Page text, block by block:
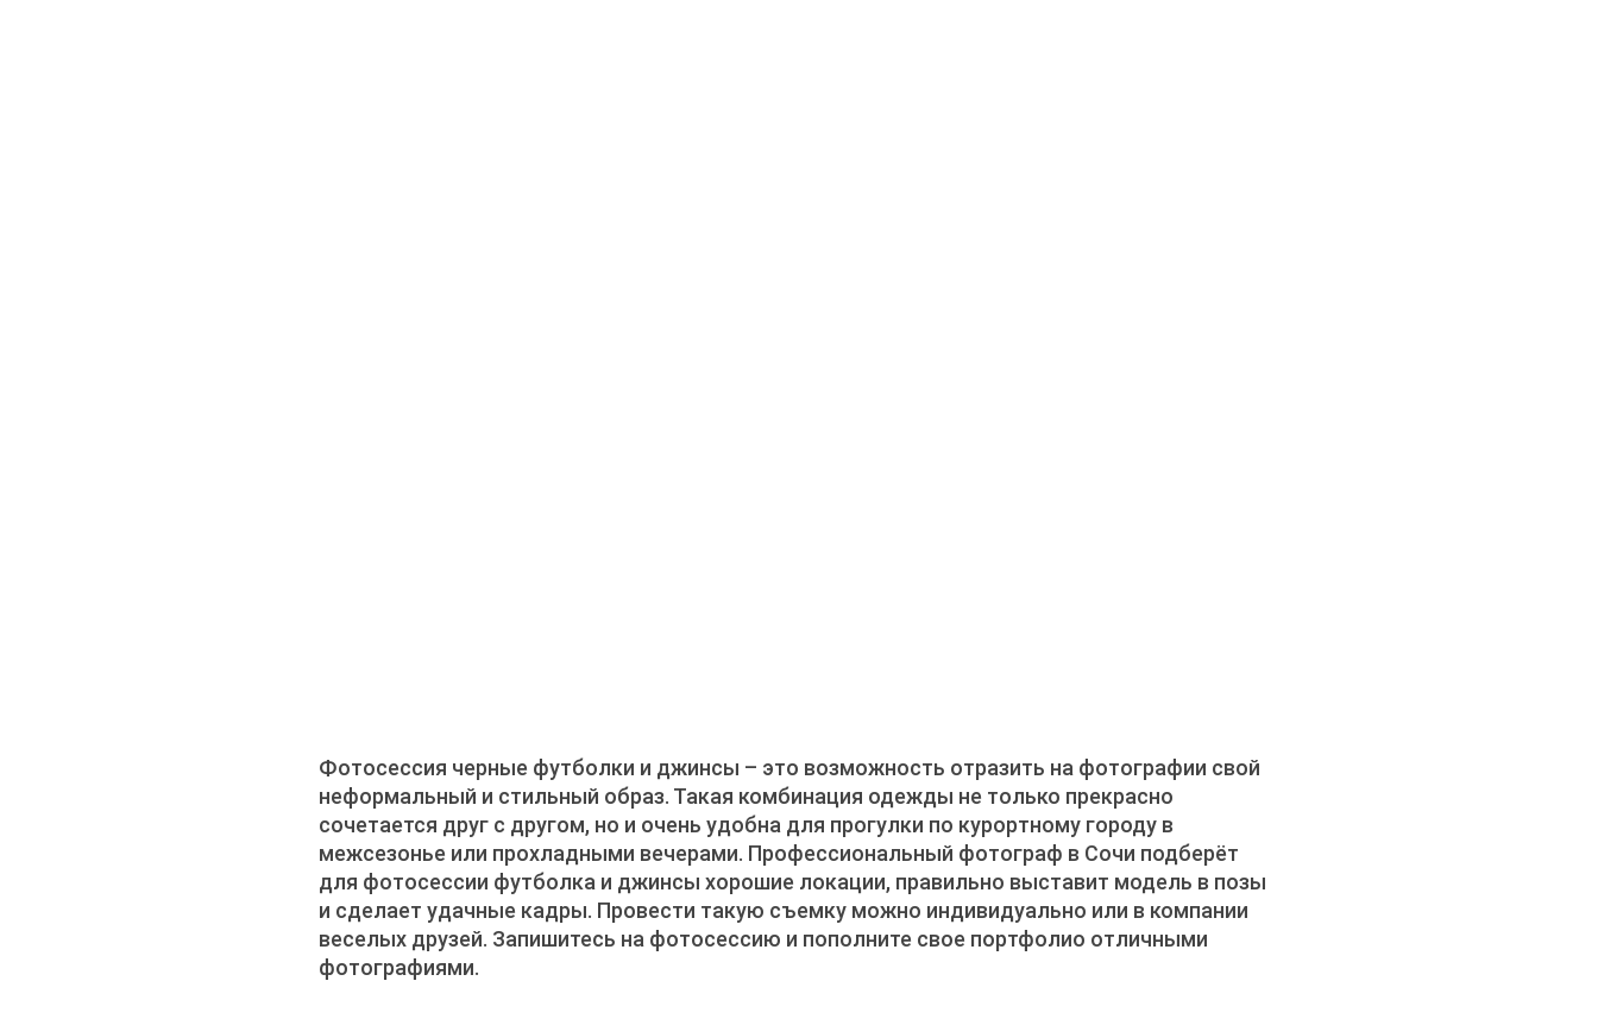
Фотосессия черные футболки и джинсы – это возможность отразить на фотографии свой
неформальный и стильный образ. Такая комбинация одежды не только прекрасно
сочетается друг с другом, но и очень удобна для прогулки по курортному городу в
межсезонье или прохладными вечерами. Профессиональный фотограф в Сочи подберёт
для фотосессии футболка и джинсы хорошие локации, правильно выставит модель в позы
и сделает удачные кадры. Провести такую съемку можно индивидуально или в компании
веселых друзей. Запишитесь на фотосессию и пополните свое портфолио отличными
фотографиями.